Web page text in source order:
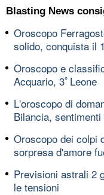
Blasting News
Oroscopo
solido, conquista il
Oroscopo e
Acquario, 3ﾟLeone
L'oroscopo di
Bilancia,
Oroscopo dei colpi
sorpresa d'amore
Previsioni astrali 2
le tensioni